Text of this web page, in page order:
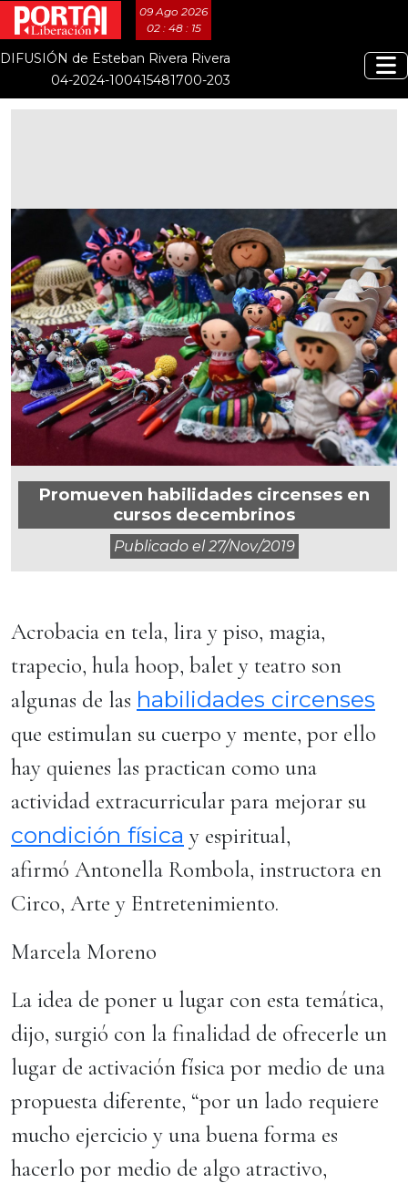
09 Ago 2026
02 : 48 : 15
DIFUSIÓN de Esteban Rivera Rivera
04-2024-100415481700-203
Promueven habilidades circenses en
cursos decembrinos
Publicado el27/nov/2019
Acrobacia en tela, lira y piso, magia,
trapecio, hula hoop, balet y teatro son
algunas de las habilidades circenses
que estimulan su cuerpo y mente, por ello
hay quienes las practican como una
actividad extracurricular para mejorar su
condición física y espiritual,
afirmó Antonella Rombola, instructora en
Circo, Arte y Entretenimiento.
Marcela Moreno
La idea de poner u lugar con esta temática,
dijo, surgió con la finalidad de ofrecerle un
lugar de activación física por medio de una
propuesta diferente, “por un lado requiere
mucho ejercicio y una buena forma es
hacerlo por medio de algo atractivo,